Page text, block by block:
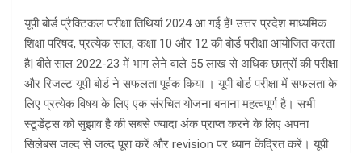
यूपी बोर्ड प्रैक्टिकल परीक्षा तिथियां 2024 आ गई हैं! उत्तर प्रदेश माध्यमिक
शिक्षा परिषद, प्रत्येक साल, कक्षा 10 और 12 की बोर्ड परीक्षा आयोजित करता
है| बीते साल 2022-23 में भाग लेने वाले 55 लाख से अधिक छात्रों की परीक्षा
और रिजल्ट यूपी बोर्ड ने सफलता पूर्वक किया । यूपी बोर्ड परीक्षा में सफलता के
लिए प्रत्येक विषय के लिए एक संरचित योजना बनाना महत्वपूर्ण है। सभी
स्टूडेंट्स को सुझाव है की सबसे ज्यादा अंक प्राप्त करने के लिए अपना
सिलेबस जल्द से जल्द पूरा करें और revision पर ध्यान केंद्रित करें। यूपी